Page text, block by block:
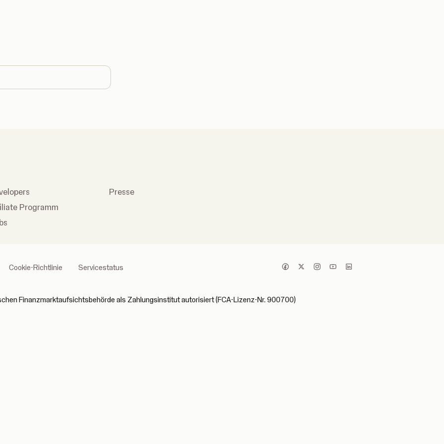
Programm
Presse
Cookie-Richtlinie Servicestatus
Finanzmarktaufsichtsbehörde als Zahlungsinstitut autorisiert (FCA-Lizenz-Nr. 900700)